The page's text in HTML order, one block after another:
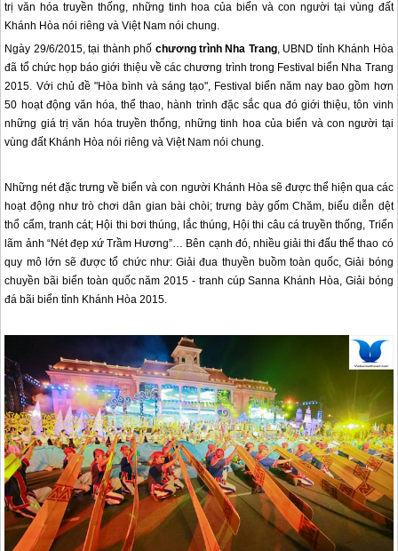
trị văn hóa truyền thống, những tinh hoa của biển và con người tại vùng đất
Khánh Hòa nói riêng và Việt Nam nói chung.
Ngày 29/6/2015, tại thành phố chương trình Nha Trang, UBND tỉnh Khánh Hòa
đã tổ chức họp báo giới thiệu về các chương trình trong Festival biển Nha Trang
2015. Với chủ đề "Hòa bình và sáng tạo", Festival biển năm nay bao gồm hơn
50 hoạt động văn hóa, thể thao, hành trình đặc sắc qua đó giới thiệu, tôn vinh
những giá trị văn hóa truyền thống, những tinh hoa của biển và con người tại
vùng đất Khánh Hòa nói riêng và Việt Nam nói chung.
Những nét đặc trưng về biển và con người Khánh Hòa sẽ được thể hiện qua các
hoạt động như trò chơi dân gian bài chòi; trưng bày gốm Chăm, biểu diễn dệt
thổ cẩm, tranh cát; Hội thi bơi thúng, lắc thúng, Hội thi câu cá truyền thống, Triển
lãm ảnh “Nét đẹp xứ Trầm Hương”… Bên cạnh đó, nhiều giải thi đấu thể thao có
quy mô lớn sẽ được tổ chức như: Giải đua thuyền buồm toàn quốc, Giải bóng
chuyền bãi biển toàn quốc năm 2015 - tranh cúp Sanna Khánh Hòa, Giải bóng
đá bãi biển tỉnh Khánh Hòa 2015.